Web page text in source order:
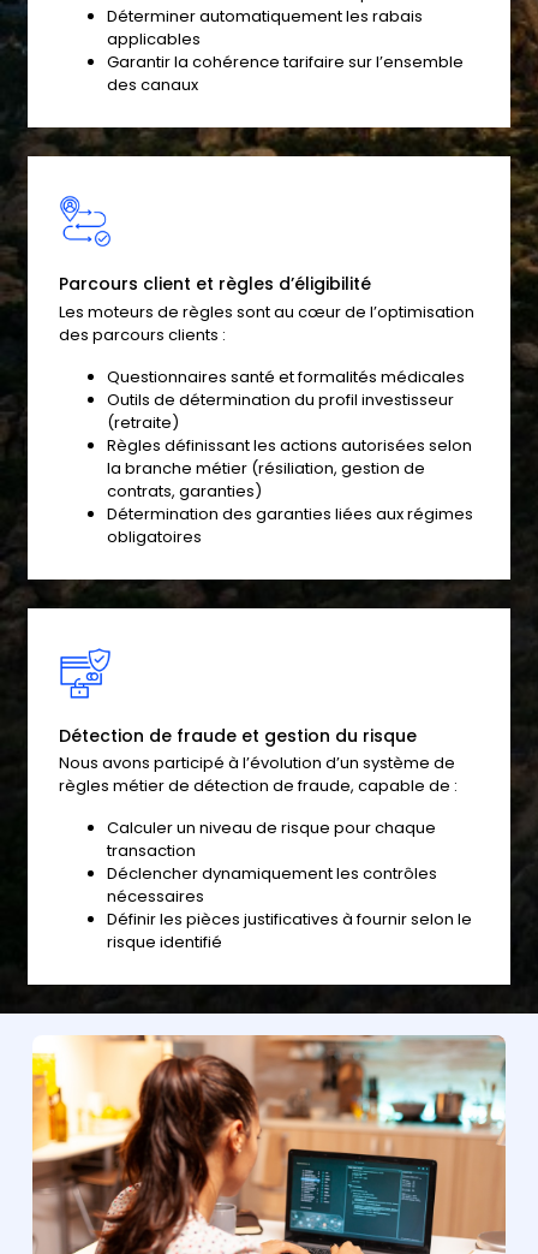
Déterminer automatiquement les rabais
applicables
Garantir la cohérence tarifaire sur l’ensemble
des canaux
Parcours client et règles d’éligibilité
Les moteurs de règles sont au cœur de l’optimisation
des parcours clients :
Questionnaires santé et formalités médicales
Outils de détermination du profil investisseur
(retraite)
Règles définissant les actions autorisées selon
la branche métier (résiliation, gestion de
contrats, garanties)
Détermination des garanties liées aux régimes
obligatoires
Détection de fraude et gestion du risque
Nous avons participé à l’évolution d’un système de
règles métier de détection de fraude, capable de :
Calculer un niveau de risque pour chaque
transaction
Déclencher dynamiquement les contrôles
nécessaires
Définir les pièces justificatives à fournir selon le
risque identifié